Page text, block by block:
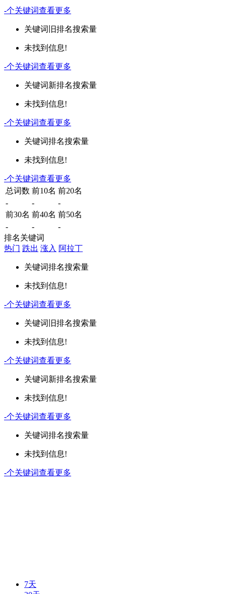
-个关键词查看更多
关键词 旧排名搜索量
未找到信息!
-个关键词查看更多
关键词新排名搜索量
未找到信息!
-个关键词查看更多
关键词排名搜索量
未找到信息!
-个关键词查看更多
总词数 前10名 前20名
-
-
-
前30名 前40名 前50名
-
-
-
排名关键词
热门 跌出 涨入 阿拉丁
关键词排名搜索量
未找到信息!
-个关键词查看更多
关键词 旧排名搜索量
未找到信息!
-个关键词查看更多
关键词新排名搜索量
未找到信息!
-个关键词查看更多
关键词排名搜索量
未找到信息!
-个关键词查看更多
7天